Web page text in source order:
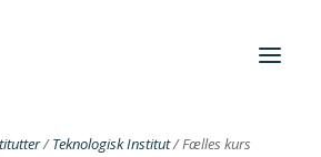
/Teknologisk Institut/Fælles kurs